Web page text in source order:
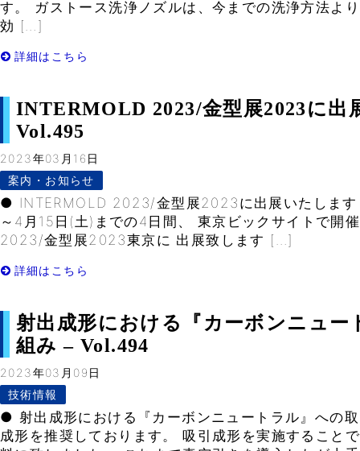
す。 ガストース洗浄ノズルは、今までの洗浄方法よ
効 […]
詳細はこちら
INTERMOLD 2023/金型展2023に出
Vol.495
2023年03月16日
案内・お知らせ
● INTERMOLD 2023/金型展2023に出展いたしま
～4月15日(土)までの4日間、 東京ビックサイトで開
2023/金型展2023東京に 出展致します […]
詳細はこちら
射出成形における『カーボンニュー
組み – Vol.494
2023年03月09日
技術情報
● 射出成形における『カーボンニュートラル』への
成形を推奨しております。 吸引成形を実施すること